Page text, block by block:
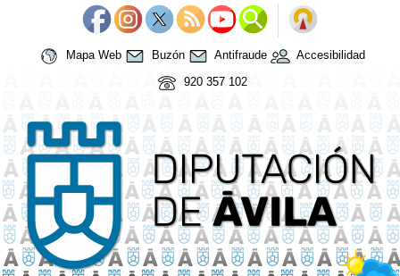
Mapa Web Buzón Antifraude
Accesibilidad
920 357 102